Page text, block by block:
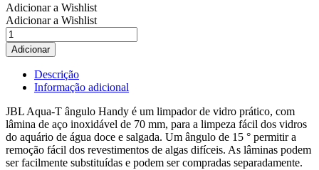
Adicionar a Wishlist
Adicionar a Wishlist
Quantidade
de
JBL
Aqua-
Handy
Adicionar
Descrição
Informação adicional
JBL Aqua-T ângulo Handy é um limpador de vidro prático, com
lâmina de aço inoxidável de 70 mm, para a limpeza fácil dos vidros
do aquário de água doce e salgada. Um ângulo de 15 ° permitir a
remoção fácil dos revestimentos de algas difíceis. As lâminas podem
ser facilmente substituídas e podem ser compradas separadamente.